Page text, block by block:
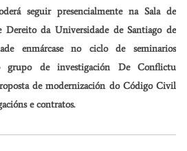
seguir presencialmente na Sala de
Dereito da Universidade de Santiago de
enmárcase no ciclo de seminarios
grupo de investigación De Conflictu
de modernización do Código Civil
e contratos.